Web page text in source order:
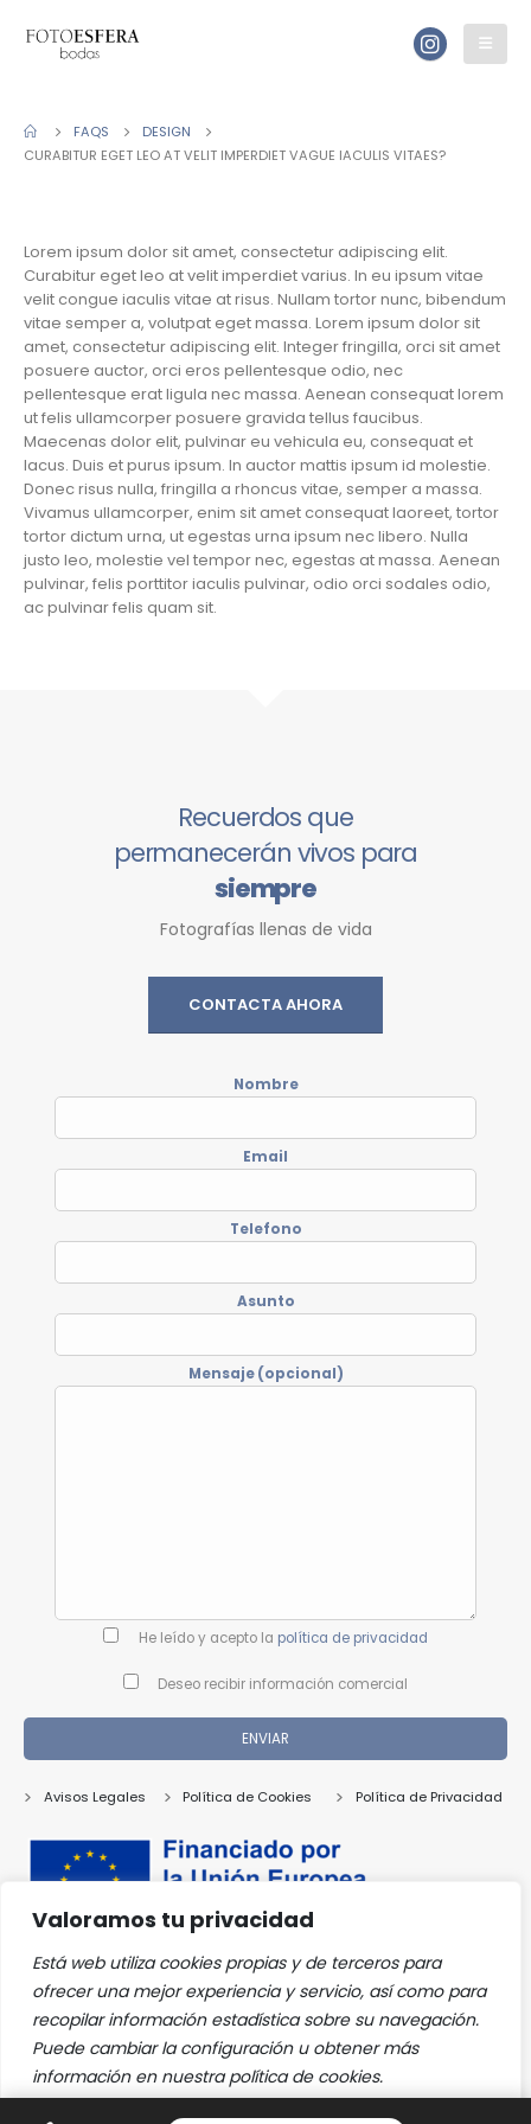
Valoramos tu privacidad
Está web utiliza cookies propias y de terceros para
ofrecer una mejor experiencia y servicio, así como para
recopilar información estadística sobre su navegación.
Puede cambiar la configuración u obtener más
información en nuestra política de cookies.
FAQS
DESIGN
CURABITUR EGET LEO AT VELIT IMPERDIET VAGUE IACULIS VITAES?
Lorem ipsum dolor sit amet, consectetur adipiscing elit.
Curabitur eget leo at velit imperdiet varius. In eu ipsum vitae
velit congue iaculis vitae at risus. Nullam tortor nunc, bibendum
vitae semper a, volutpat eget massa. Lorem ipsum dolor sit
amet, consectetur adipiscing elit. Integer fringilla, orci sit amet
posuere auctor, orci eros pellentesque odio, nec
pellentesque erat ligula nec massa. Aenean consequat lorem
ut felis ullamcorper posuere gravida tellus faucibus.
Maecenas dolor elit, pulvinar eu vehicula eu, consequat et
lacus. Duis et purus ipsum. In auctor mattis ipsum id molestie.
Donec risus nulla, fringilla a rhoncus vitae, semper a massa.
Vivamus ullamcorper, enim sit amet consequat laoreet, tortor
tortor dictum urna, ut egestas urna ipsum nec libero. Nulla
justo leo, molestie vel tempor nec, egestas at massa. Aenean
pulvinar, felis porttitor iaculis pulvinar, odio orci sodales odio,
ac pulvinar felis quam sit.
Recuerdos que
permanecerán vivos para
siempre
Fotografías llenas de vida
CONTACTA AHORA
Nombre
Email
Telefono
Asunto
Mensaje (opcional)
He leído y acepto la política de privacidad
Deseo recibir información comercial
Avisos Legales Política de Cookies Política de Privacidad